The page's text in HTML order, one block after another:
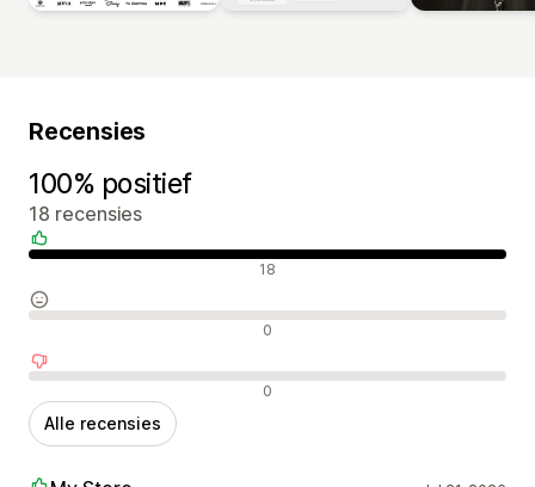
Recensies
100% positief
18 recensies
Positieve recensies 18
Neutrale recensies 0
Negatieve recensies 0
Alle recensies